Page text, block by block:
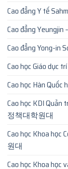
Cao đẳng Y tế
Cao đẳng
Cao đẳng Yong-in
Cao học Giáo
Cao học Hàn
Cao học KDI
정책대학원대
Cao học Khoa học
원대
Cao học Khoa